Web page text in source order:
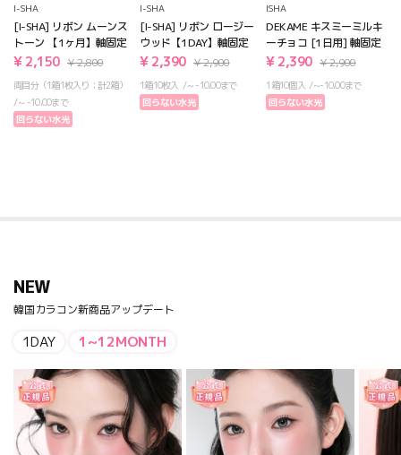
I-SHA
[I-SHA] リボン ムーンス
トーン 【1ヶ月】軸固定
¥ 2,150 ¥ 2,800
両目分（1箱1枚入り：計2箱）
~ -10.00まで
回らない水光
I-SHA
[I-SHA] リボン ロージー
ウッド【1DAY】軸固定
¥ 2,390 ¥ 2,900
1箱10枚入
~ -10.00まで
回らない水光
ISHA
DEKAME キスミーミルキ
ーチョコ [1日用] 軸固定
¥ 2,390 ¥ 2,900
1箱10個入
~-10.00まで
回らない水光
NEW
韓国カラコン新商品アップデート
1DAY 1~12MONTH